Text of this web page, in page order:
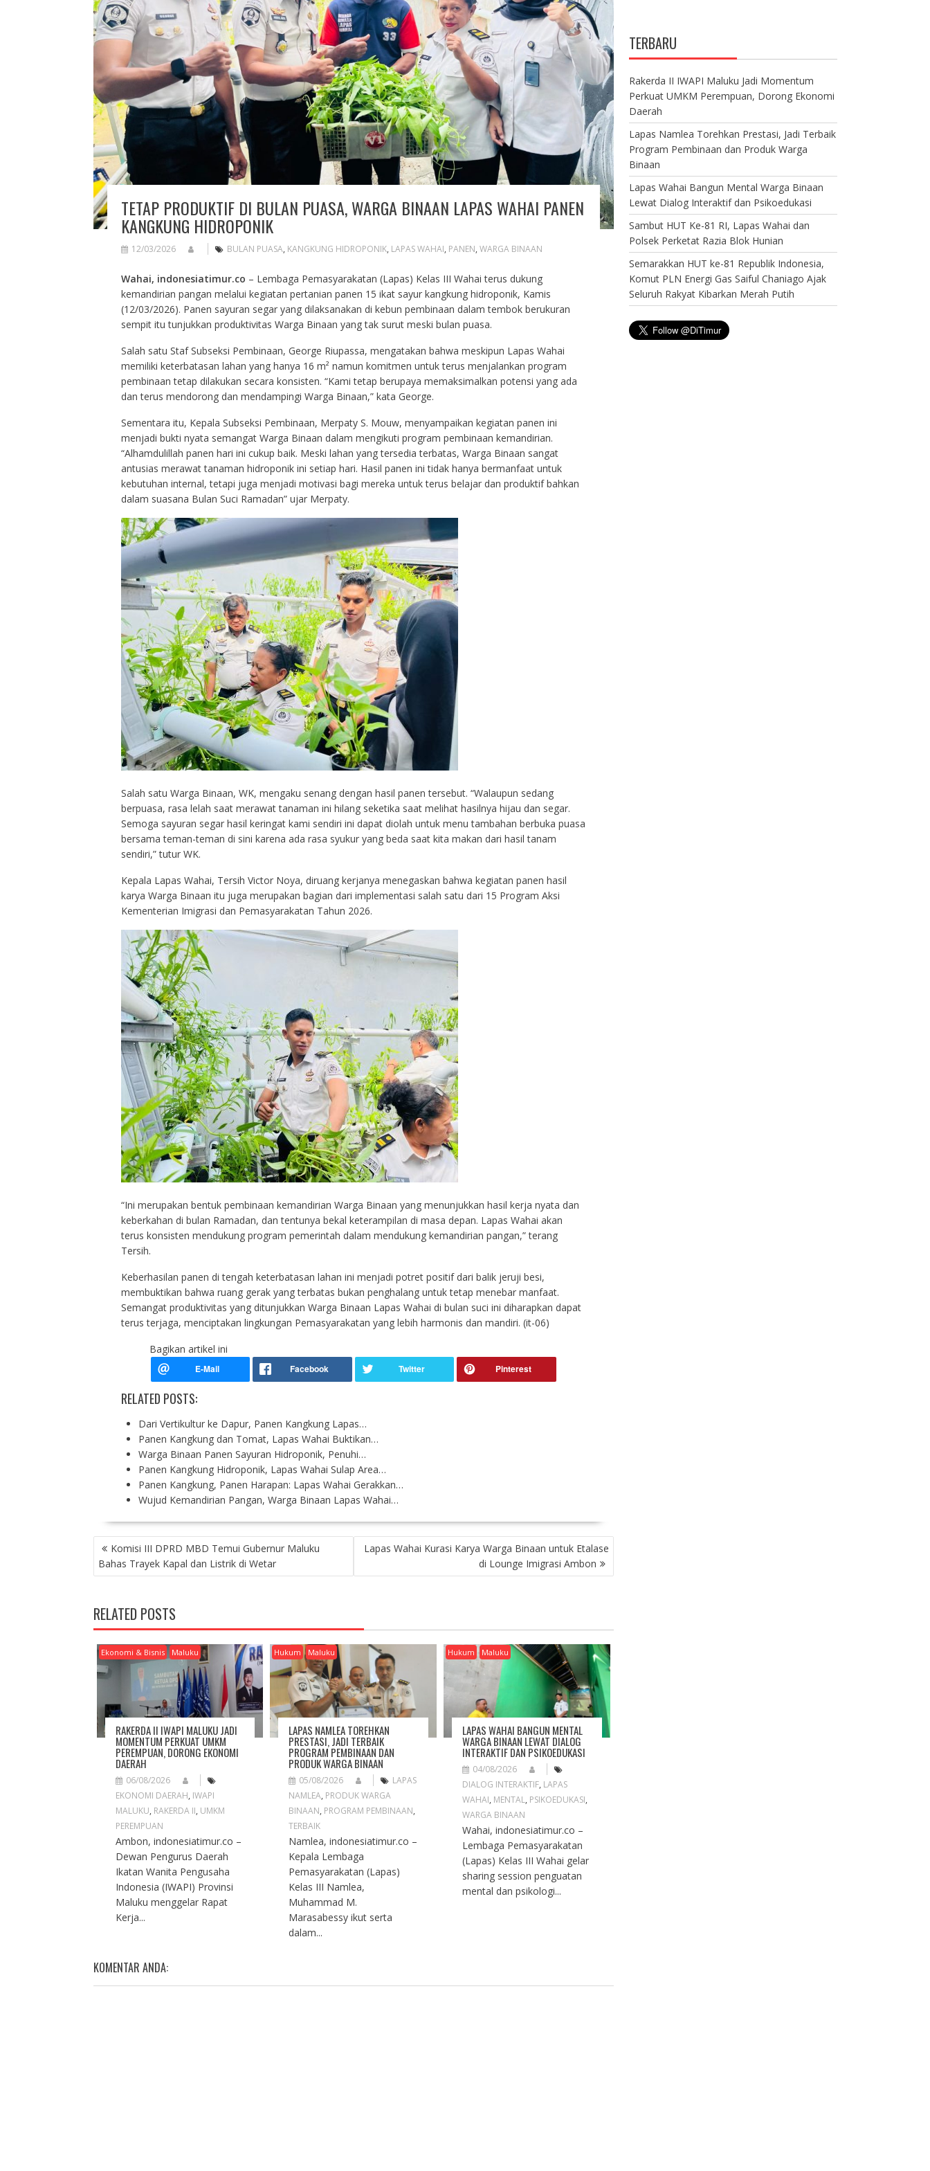
TETAP PRODUKTIF DI BULAN PUASA, WARGA BINAAN LAPAS WAHAI PANEN
KANGKUNG HIDROPONIK
12/03/2026 BULAN PUASA, KANGKUNG HIDROPONIK, LAPAS WAHAI, PANEN, WARGA BINAAN
Wahai, indonesiatimur.co – Lembaga Pemasyarakatan (Lapas) Kelas III Wahai terus dukung
kemandirian pangan melalui kegiatan pertanian panen 15 ikat sayur kangkung hidroponik, Kamis
(12/03/2026). Panen sayuran segar yang dilaksanakan di kebun pembinaan dalam tembok berukuran
sempit itu tunjukkan produktivitas Warga Binaan yang tak surut meski bulan puasa.
Salah satu Staf Subseksi Pembinaan, George Riupassa, mengatakan bahwa meskipun Lapas Wahai
memiliki keterbatasan lahan yang hanya 16 m² namun komitmen untuk terus menjalankan program
pembinaan tetap dilakukan secara konsisten. “Kami tetap berupaya memaksimalkan potensi yang ada
dan terus mendorong dan mendampingi Warga Binaan,” kata George.
Sementara itu, Kepala Subseksi Pembinaan, Merpaty S. Mouw, menyampaikan kegiatan panen ini
menjadi bukti nyata semangat Warga Binaan dalam mengikuti program pembinaan kemandirian.
“Alhamdulillah panen hari ini cukup baik. Meski lahan yang tersedia terbatas, Warga Binaan sangat
antusias merawat tanaman hidroponik ini setiap hari. Hasil panen ini tidak hanya bermanfaat untuk
kebutuhan internal, tetapi juga menjadi motivasi bagi mereka untuk terus belajar dan produktif bahkan
dalam suasana Bulan Suci Ramadan” ujar Merpaty.
Salah satu Warga Binaan, WK, mengaku senang dengan hasil panen tersebut. “Walaupun sedang
berpuasa, rasa lelah saat merawat tanaman ini hilang seketika saat melihat hasilnya hijau dan segar.
Semoga sayuran segar hasil keringat kami sendiri ini dapat diolah untuk menu tambahan berbuka puasa
bersama teman-teman di sini karena ada rasa syukur yang beda saat kita makan dari hasil tanam
sendiri,” tutur WK.
Kepala Lapas Wahai, Tersih Victor Noya, diruang kerjanya menegaskan bahwa kegiatan panen hasil
karya Warga Binaan itu juga merupakan bagian dari implementasi salah satu dari 15 Program Aksi
Kementerian Imigrasi dan Pemasyarakatan Tahun 2026.
“Ini merupakan bentuk pembinaan kemandirian Warga Binaan yang menunjukkan hasil kerja nyata dan
keberkahan di bulan Ramadan, dan tentunya bekal keterampilan di masa depan. Lapas Wahai akan
terus konsisten mendukung program pemerintah dalam mendukung kemandirian pangan,” terang
Tersih.
Keberhasilan panen di tengah keterbatasan lahan ini menjadi potret positif dari balik jeruji besi,
membuktikan bahwa ruang gerak yang terbatas bukan penghalang untuk tetap menebar manfaat.
Semangat produktivitas yang ditunjukkan Warga Binaan Lapas Wahai di bulan suci ini diharapkan dapat
terus terjaga, menciptakan lingkungan Pemasyarakatan yang lebih harmonis dan mandiri. (it-06)
Bagikan artikel ini
RELATED POSTS:
Dari Vertikultur ke Dapur, Panen Kangkung Lapas…
Panen Kangkung dan Tomat, Lapas Wahai Buktikan…
Warga Binaan Panen Sayuran Hidroponik, Penuhi…
Panen Kangkung Hidroponik, Lapas Wahai Sulap Area…
Panen Kangkung, Panen Harapan: Lapas Wahai Gerakkan…
Wujud Kemandirian Pangan, Warga Binaan Lapas Wahai…
P
O
S
N
A
V
G
A
O
N
Komisi III DPRD MBD Temui Gubernur Maluku
Bahas Trayek Kapal dan Listrik di Wetar
Lapas Wahai Kurasi Karya Warga Binaan untuk Etalase
di Lounge Imigrasi Ambon
RELATED POSTS
Ekonomi & Bisnis Maluku
RAKERDA II IWAPI MALUKU JADI
MOMENTUM PERKUAT UMKM
PEREMPUAN, DORONG EKONOMI
DAERAH
06/08/2026
EKONOMI DAERAH, IWAPI
MALUKU, RAKERDA II, UMKM
PEREMPUAN
Ambon, indonesiatimur.co –
Dewan Pengurus Daerah
Ikatan Wanita Pengusaha
Indonesia (IWAPI) Provinsi
Maluku menggelar Rapat
Kerja...
Hukum Maluku
LAPAS NAMLEA TOREHKAN
PRESTASI, JADI TERBAIK
PROGRAM PEMBINAAN DAN
PRODUK WARGA BINAAN
05/08/2026
LAPAS
NAMLEA, PRODUK WARGA
BINAAN, PROGRAM PEMBINAAN,
TERBAIK
Namlea, indonesiatimur.co –
Kepala Lembaga
Pemasyarakatan (Lapas)
Kelas III Namlea,
Muhammad M.
Marasabessy ikut serta
dalam...
Hukum Maluku
LAPAS WAHAI BANGUN MENTAL
WARGA BINAAN LEWAT DIALOG
INTERAKTIF DAN PSIKOEDUKASI
04/08/2026
DIALOG INTERAKTIF, LAPAS
WAHAI, MENTAL, PSIKOEDUKASI,
WARGA BINAAN
Wahai, indonesiatimur.co –
Lembaga Pemasyarakatan
(Lapas) Kelas III Wahai gelar
sharing session penguatan
mental dan psikologi...
KOMENTAR ANDA:
TERBARU
Rakerda II IWAPI Maluku Jadi Momentum
Perkuat UMKM Perempuan, Dorong Ekonomi
Daerah
Lapas Namlea Torehkan Prestasi, Jadi Terbaik
Program Pembinaan dan Produk Warga
Binaan
Lapas Wahai Bangun Mental Warga Binaan
Lewat Dialog Interaktif dan Psikoedukasi
Sambut HUT Ke-81 RI, Lapas Wahai dan
Polsek Perketat Razia Blok Hunian
Semarakkan HUT ke-81 Republik Indonesia,
Komut PLN Energi Gas Saiful Chaniago Ajak
Seluruh Rakyat Kibarkan Merah Putih